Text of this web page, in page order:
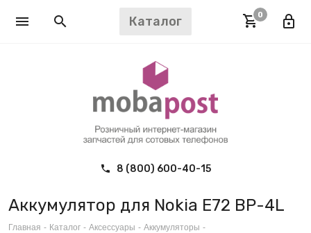
Каталог 0
8 (800) 600-40-15
Аккумулятор для Nokia E72 BP-4L
Главная - Каталог - Аксессуары - Аккумуляторы -